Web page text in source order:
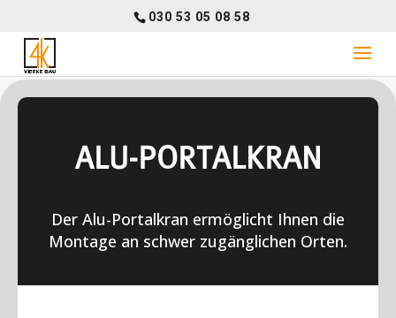
030 53 05 08 58
ALU-PORTALKRAN
Der Alu-Portalkran ermöglicht Ihnen die
Montage an schwer zugänglichen Orten.